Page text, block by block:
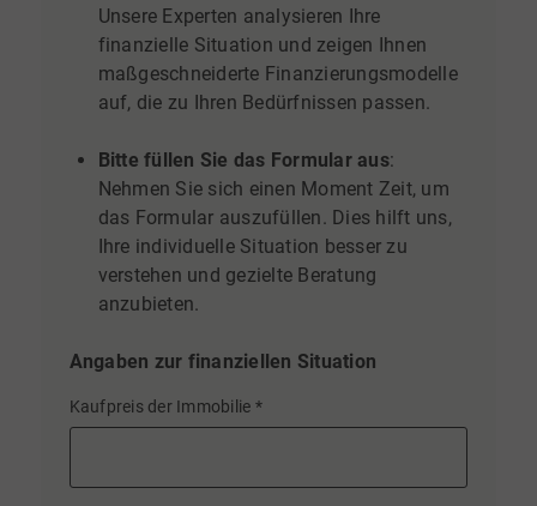
Unsere Experten analysieren Ihre
finanzielle Situation und zeigen Ihnen
maßgeschneiderte Finanzierungsmodelle
auf, die zu Ihren Bedürfnissen passen.
Bitte füllen Sie das Formular aus:
Nehmen Sie sich einen Moment Zeit, um
das Formular auszufüllen. Dies hilft uns,
Ihre individuelle Situation besser zu
verstehen und gezielte Beratung
anzubieten.
Angaben zur finanziellen Situation
Kaufpreis der Immobilie *